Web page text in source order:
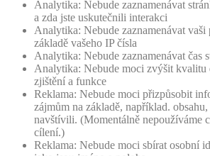
Analytika: Nebude zaznamenávat
a zda jste uskutečnili interakci
Analytika: Nebude zaznamenávat vaši
základě vašeho IP čísla
Analytika: Nebude zaznamenávat čas
Analytika: Nebude moci zvýšit kvalitu
zjištění a funkce
Reklama: Nebude moci přizpůsobit
zájmům na základě, například.
navštívili. (Momentálně nepoužíváme
cílení.)
Reklama: Nebude moci sbírat osobní